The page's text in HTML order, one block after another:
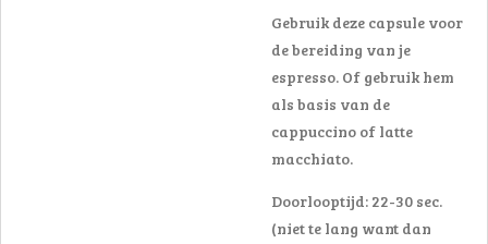
Gebruik deze capsule voor
de bereiding van je
espresso. Of gebruik hem
als basis van de
cappuccino of latte
macchiato.
Doorlooptijd: 22-30 sec.
(niet te lang want dan